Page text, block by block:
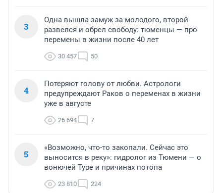
3
Одна вышла замуж за молодого, второй
развелся и обрел свободу: тюменцы — про
перемены в жизни после 40 лет
30 457 50
4
Потеряют голову от любви. Астрологи
предупреждают Раков о переменах в жизни
уже в августе
26 694 7
5
«Возможно, что-то закопали. Сейчас это
выносится в реку»: гидролог из Тюмени — о
вонючей Туре и причинах потопа
23 810 224